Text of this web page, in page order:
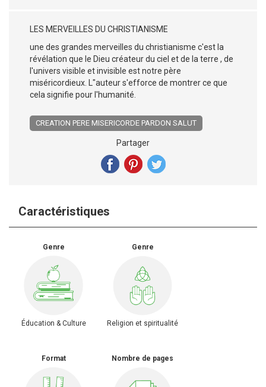
LES MERVEILLES DU CHRISTIANISME
une des grandes merveilles du christianisme c'est la
révélation que le Dieu créateur du ciel et de la terre , de
l'univers visible et invisible est notre père
miséricordieux. L"auteur s'efforce de montrer ce que
cela signifie pour l'humanité.
CREATION PERE MISERICORDE PARDON SALUT
Partager
Caractéristiques
Genre
Éducation & Culture
Genre
Religion et spiritualité
Format Nombre de pages